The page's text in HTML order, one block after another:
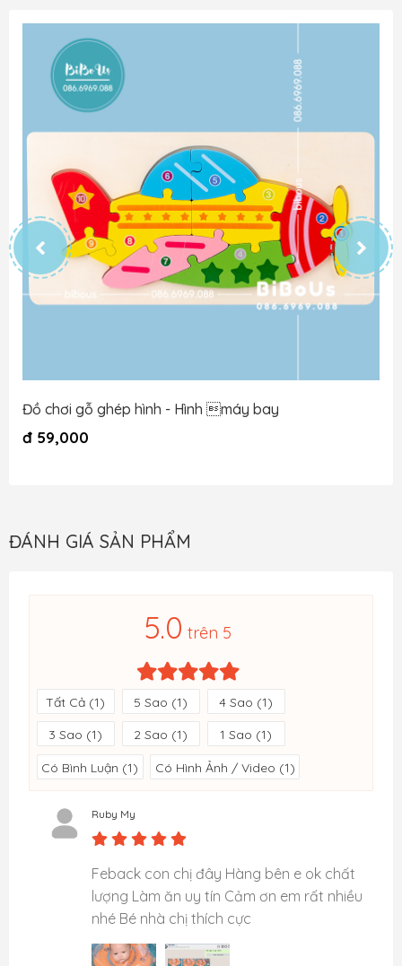
Đồ chơi gỗ ghép hình - Hình máy bay
đ 59,000
ĐÁNH GIÁ SẢN PHẨM
5.0 trên 5
Tất Cả (1) 5 Sao (1) 4 Sao (1)
3 Sao (1) 2 Sao (1) 1 Sao (1)
Có Bình Luận (1) Có Hình Ảnh / Video (1)
Ruby My
Feback con chị đây Hàng bên e ok chất
lượng Làm ăn uy tín Cảm ơn em rất nhiều
nhé Bé nhà chị thích cực